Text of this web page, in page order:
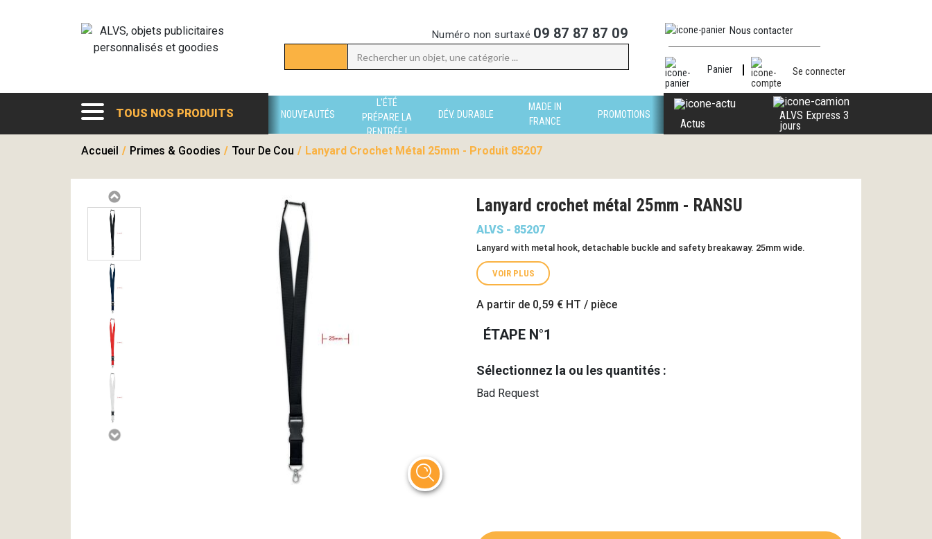
Numéro non surtaxé 09 87 87 87 09 Nous contacter
Panier Se connecter
TOUS NOS PRODUITS NOUVEAUTÉS
L'ÉTÉ
PRÉPARE LA
RENTRÉE !
DÉV. DURABLE
MADE IN
FRANCE
PROMOTIONS
Actus
ALVS Express 3
jours
Accueil / Primes & Goodies / Tour De Cou / Lanyard Crochet Métal 25mm - Produit 85207
Lanyard crochet métal 25mm - RANSU
ALVS - 85207
Lanyard with metal hook, detachable buckle and safety breakaway. 25mm wide.
VOIR PLUS
A partir de 0,59 € HT / pièce
ÉTAPE N°1
Sélectionnez la ou les quantités :
Bad Request